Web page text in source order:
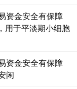
资金安全有保障
用于平淡期小细胞
资金安全有保障
闲